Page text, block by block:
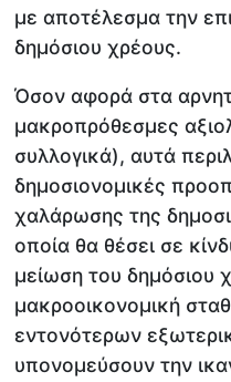
με αποτέλεσμα την
δημόσιου χρέους.
Όσον αφορά στα
μακροπρόθεσμες
συλλογικά), αυτά
δημοσιονομικές
χαλάρωσης της
οποία θα θέσει σε
μείωση του δημόσιου
μακροοικονομική
εντονότερων
υπονομεύσουν την